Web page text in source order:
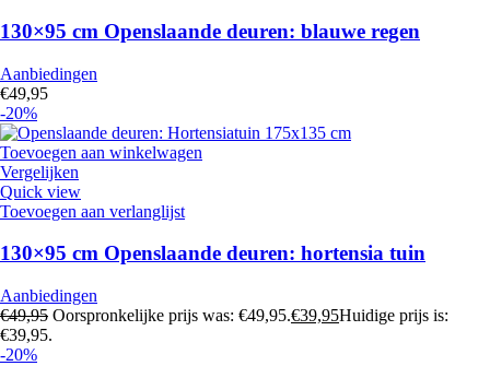
130×95 cm Openslaande deuren: blauwe regen
Aanbiedingen
€49,95
-20%
Toevoegen aan winkelwagen
Vergelijken
Quick view
Toevoegen aan verlanglijst
130×95 cm Openslaande deuren: hortensia tuin
Aanbiedingen
€49,95 Oorspronkelijke prijs was: €49,95.€39,95Huidige prijs is:
€39,95.
-20%